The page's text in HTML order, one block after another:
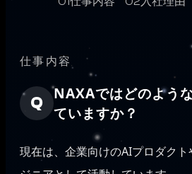
仕事内容
NAXAではどのよう
ていますか？
現在は、企業向けのAIプロダク